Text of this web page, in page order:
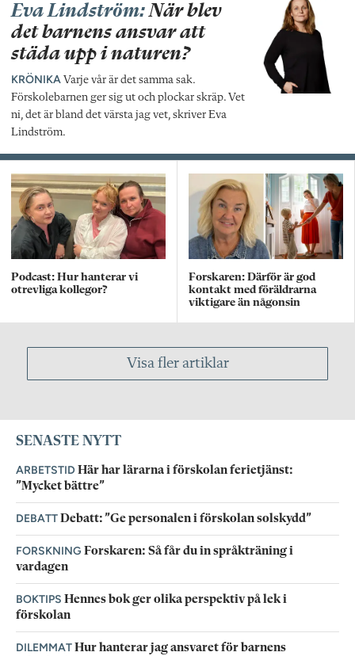
Eva Lindström:När blev
det barnens ansvar att
städa upp i naturen?
KRÖNIKA Varje vår är det samma sak.
Förskolebarnen ger sig ut och plockar skräp. Vet
ni, det är bland det värsta jag vet, skriver Eva
Lindström.
Podcast: Hur hanterar vi
otrevliga kollegor?
Forskaren: Därför är god
kontakt med föräldrarna
viktigare än någonsin
Visa fler artiklar
SENASTE NYTT
ARBETSTIDHär har lärarna i förskolan ferietjänst:
”Mycket bättre”
DEBATTDebatt: ”Ge personalen i förskolan solskydd”
FORSKNING Forskaren: Så får du in språkträning i
vardagen
BOKTIPS Hennes bok ger olika perspektiv på lek i
förskolan
DILEMMATHur hanterar jag ansvaret för barnens